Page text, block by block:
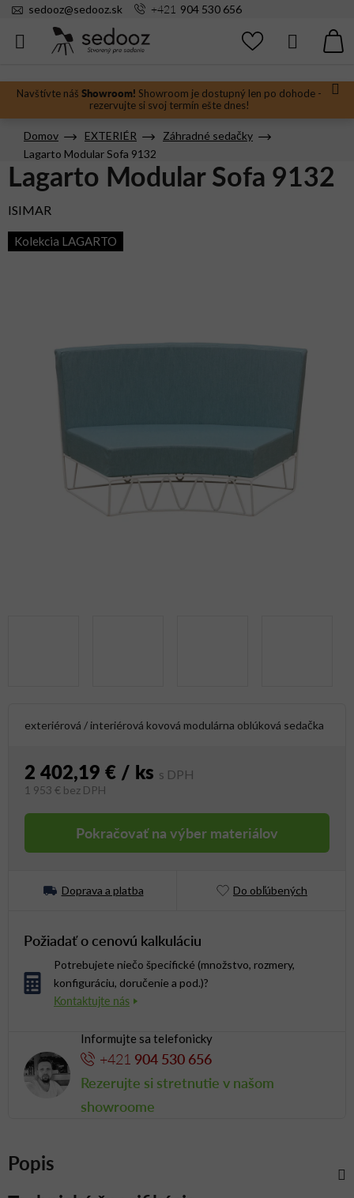
Prejsť
Navštívte náš Showroom! Showroom je dostupný len po dohode -
rezervujte si svoj termín ešte dnes!
sedooz@sedooz.sk +421 904 530 656
Hľadať
Domov EXTERIÉR
Záhradné sedačky
Lagarto Modular Sofa 9132
exteriérová / interiérová kovová modulárna oblúková sedačka
2 402,19 € / ks
1 953 € bez DPH
Pokračovať na výber materiálov
Doprava a platba Do obľúbených
Požiadať o cenovú kalkuláciu
Potrebujete niečo špecifické (množstvo, rozmery,
konfiguráciu, doručenie a pod.)?
Informujte sa telefonicky
+421 904 530 656
Rezerujte si stretnutie v našom
showroome
Lagarto Modular Sofa 9132
ISIMAR
Kolekcia LAGARTO
Popis